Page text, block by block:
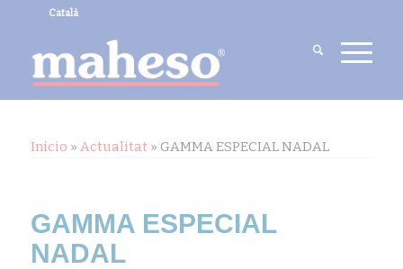
Català
Inicio » Actualitat » GAMMA ESPECIAL NADAL
GAMMA ESPECIAL
NADAL